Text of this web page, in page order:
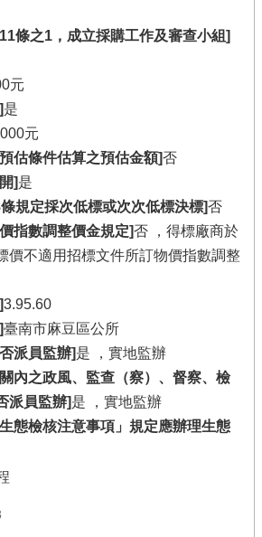
條之1，成立採購工作及審查小組]
元
是
元
估條件估算之預估金額]否
]是
規定採次低標或次次低標決標]否
指數調整價金規定]否 ，得標廠商於
價不適用招標文件所訂物價指數調整
3.95.60
臺南市麻豆區公所
派員監辦]是 ，實地監辦
內之政風、監查（察）、督察、檢
派員監辦]是 ，實地監辦
態檢核注意事項」規定應辦理生態